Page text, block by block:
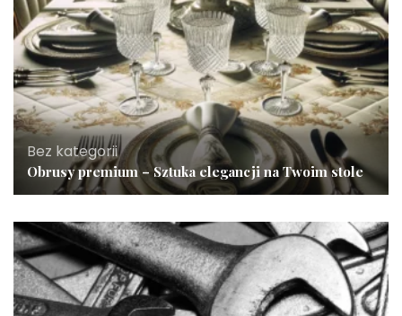
Bez kategorii
Obrusy premium – Sztuka elegancji na Twoim stole